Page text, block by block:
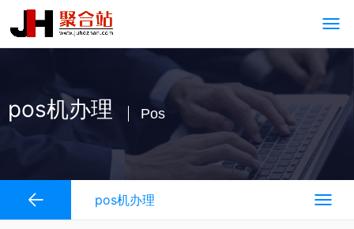
pos机办理 Pos
pos机办理